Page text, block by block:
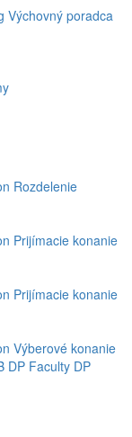
Výchovný poradca
Rozdelenie
Prijímacie konanie
Prijímacie konanie
Výberové konanie
DP Faculty DP